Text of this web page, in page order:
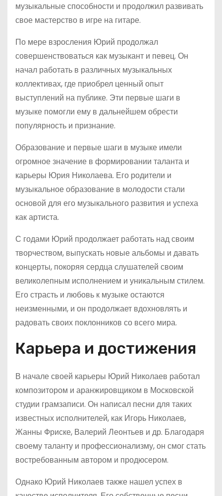
музыкальные способности и продолжил развивать
свое мастерство в игре на гитаре.
По мере взросления Юрий продолжал
совершенствоваться как музыкант и певец. Он
начал работать в различных музыкальных
коллективах, где приобрел ценный опыт
выступлений на публике. Эти первые шаги в
музыке помогли ему в дальнейшем обрести
популярность и признание.
Образование и первые шаги в музыке имели
огромное значение в формировании таланта и
карьеры Юрия Николаева. Его родители и
музыкальное образование в молодости стали
основой для его музыкального развития и успеха
как артиста.
С годами Юрий продолжает работать над своим
творчеством, выпускать новые альбомы и давать
концерты, покоряя сердца слушателей своим
великолепным исполнением и уникальным стилем.
Его страсть и любовь к музыке остаются
неизменными, и он продолжает вдохновлять и
радовать своих поклонников со всего мира.
Карьера и достижения
В начале своей карьеры Юрий Николаев работал
композитором и аранжировщиком в Московской
студии грамзаписи. Он написал песни для таких
известных исполнителей, как Игорь Николаев,
Жанны Фриске, Валерий Леонтьев и др. Благодаря
своему таланту и профессионализму, он смог стать
востребованным автором и продюсером.
Однако Юрий Николаев также нашел успех в